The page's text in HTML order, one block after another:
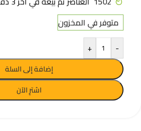
متوفر في المخزون
-
+
إضافة إلى السلة
اشترِ الآن